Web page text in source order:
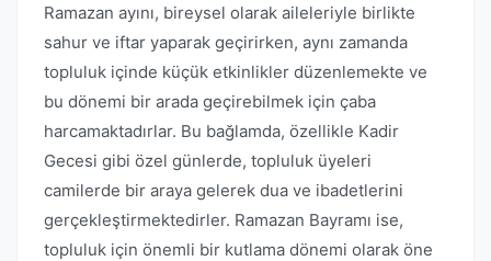
Ramazan ayını, bireysel olarak aileleriyle birlikte
sahur ve iftar yaparak geçirirken, aynı zamanda
topluluk içinde küçük etkinlikler düzenlemekte ve
bu dönemi bir arada geçirebilmek için çaba
harcamaktadırlar. Bu bağlamda, özellikle Kadir
Gecesi gibi özel günlerde, topluluk üyeleri
camilerde bir araya gelerek dua ve ibadetlerini
gerçekleştirmektedirler. Ramazan Bayramı ise,
topluluk için önemli bir kutlama dönemi olarak öne